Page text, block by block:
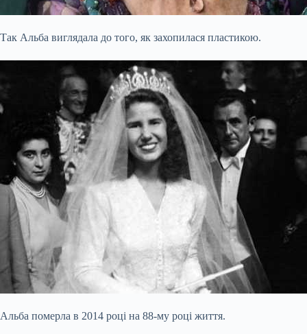
Так Альба виглядала до того, як захопилася пластикою.
Альба померла в 2014 році на 88-му році життя.